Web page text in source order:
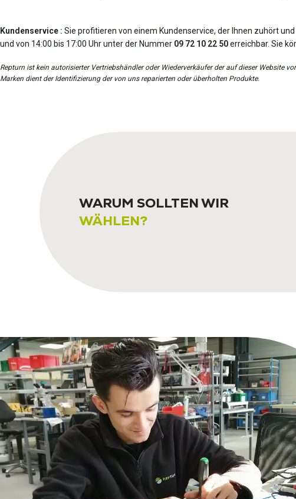
Kundenservice : Sie profitieren von einem Kundenservice, der Ihnen zuhört
und von 14:00 bis 17:00 Uhr unter der Nummer 09 72 10 22 50erreichbar. Sie
Repturn ist kein autorisierter Vertriebshändler oder Wiederverkäufer der auf dieser Website
Marken dient der Identifizierung der von uns reparierten oder überholten Produkte.
WARUM SOLLTEN WIR
WÄHLEN?